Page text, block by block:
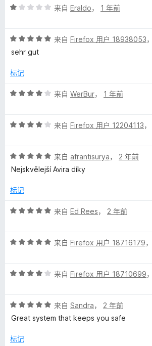
价
/评
/
5
来自 Eraldo， 1 年前
评
分
/
来自 Firefox 用户 18938053，
sehr gut
标记
评
/
来自 WerBur， 1 年前
评
/
5
来自 Firefox 用户 12204113，
评
分
/
来自 afrantisurya， 2 年前
Nejskvělejší Avira díky
标记
评
/
来自 Ed Rees， 2 年前
评
/
来自 Firefox 用户 18716179，
评
/
5
来自 Firefox 用户 18710699，
评
分
/
来自 Sandra， 2 年前
Great system that keeps you safe
标记